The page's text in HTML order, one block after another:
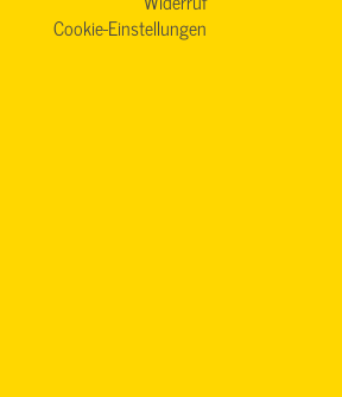
Cookie-Einstellungen